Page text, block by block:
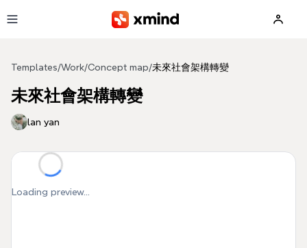
Templates/Work/Concept map/未來社會架構轉變
未來社會架構轉變
lan yan
Loading preview...